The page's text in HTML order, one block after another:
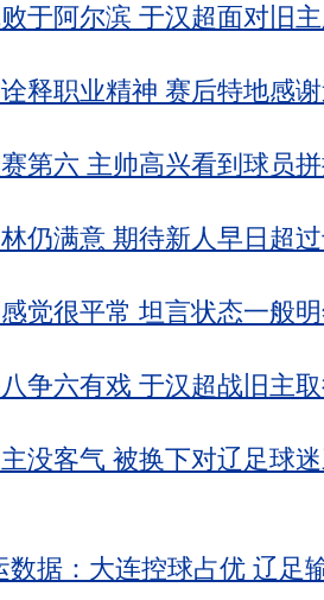
于阿尔滨 于汉超面对旧
释职业精神 赛后特地感
第六 主帅高兴看到球员
仍满意 期待新人早日超
觉很平常 坦言状态一般
争六有戏 于汉超战旧主
没客气 被换下对辽足球
数据：大连控球占优 辽足